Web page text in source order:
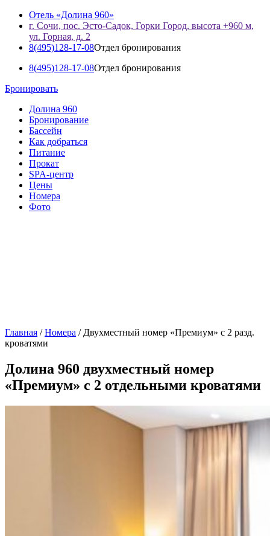
Отель «Долина 960»
г. Сочи, пос. Эсто-Садок, Горки Город, высота +960 м,
ул. Горная, д. 2
8(495)128-17-08Отдел бронирования
8(495)128-17-08Отдел бронирования
Бронировать
Долина 960
Бронирование
Бассейн
Как добраться
Питание
Прокат
SPA-центр
Цены
Номера
Фото
Главная /Номера / Двухместный номер «Премиум» с 2 разд.
кроватями
Долина 960 двухместный номер
«Премиум» с 2 отдельными кроватями